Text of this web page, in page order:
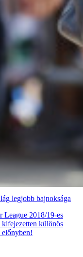
legjobb bajnoksága
League 2018/19-es
különös
előnyben!